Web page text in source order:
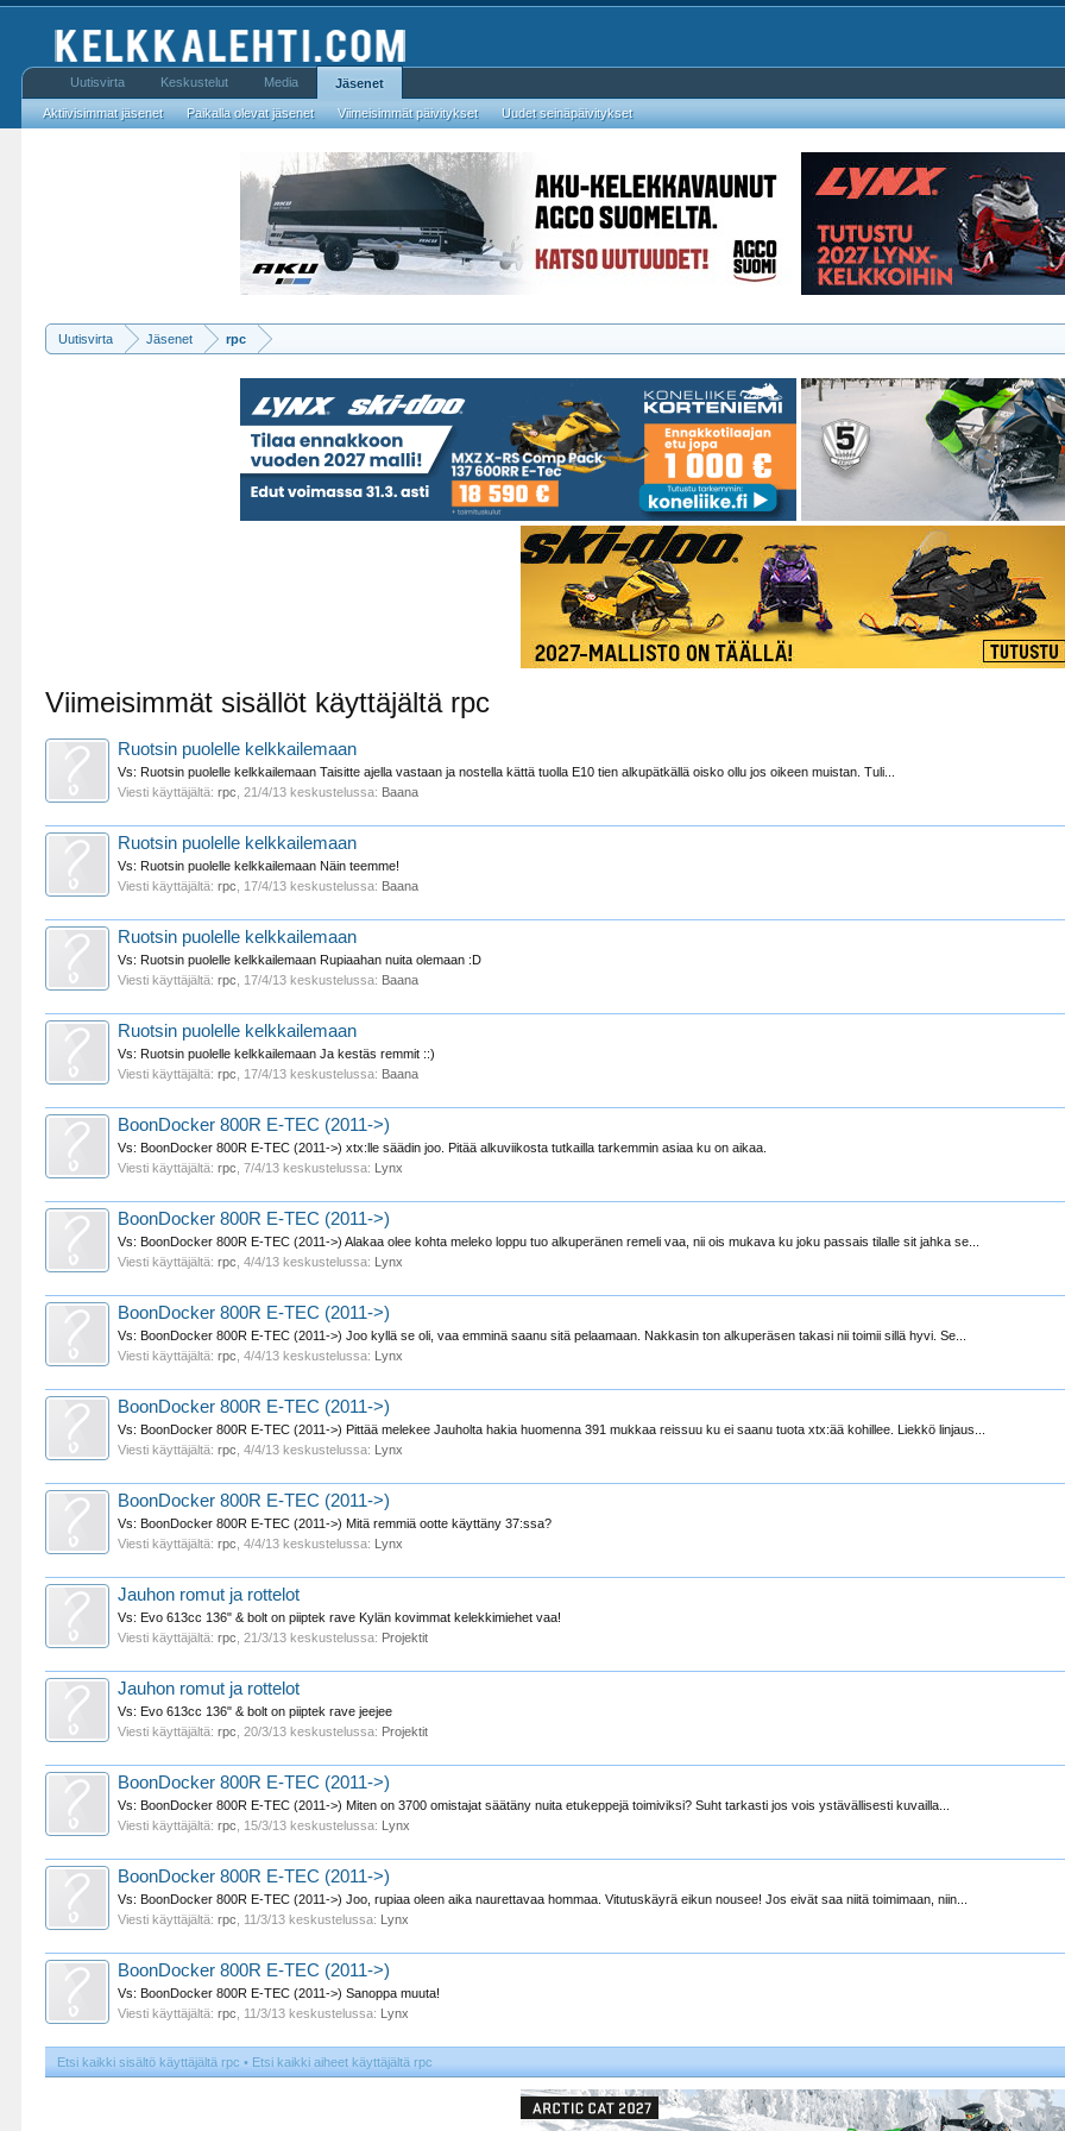
Uutisvirta Jäsenet rpc
Viimeisimmät sisällöt käyttäjältä rpc
Ruotsin puolelle kelkkailemaan
Vs: Ruotsin puolelle kelkkailemaan Taisitte ajella vastaan ja nostella kättä tuolla E10 tien alkupätkällä oisko ollu jos oikeen muistan. Tuli...
Viesti käyttäjältä:rpc ,21/4/13 keskustelussa: Baana
Ruotsin puolelle kelkkailemaan
Vs: Ruotsin puolelle kelkkailemaan Näin teemme!
Viesti käyttäjältä:rpc 17/4/13 keskustelussa: Baana
Ruotsin puolelle kelkkailemaan
Vs: Ruotsin puolelle kelkkailemaan Rupiaahan nuita olemaan :D
Viesti käyttäjältä:rpc 17/4/13 keskustelussa: Baana
Ruotsin puolelle kelkkailemaan
Vs: Ruotsin puolelle kelkkailemaan Ja kestäs remmit ::)
Viesti käyttäjältä:rpc 17/4/13 keskustelussa: Baana
BoonDocker 800R E-TEC (2011->)
Vs: BoonDocker 800R E-TEC (2011->) xtx:lle säädin joo. Pitää alkuviikosta tutkailla tarkemmin asiaa ku on aikaa.
Viesti käyttäjältä:rpc ,7/4/13 keskustelussa: Lynx
BoonDocker 800R E-TEC (2011->)
Vs: BoonDocker 800R E-TEC (2011->) Alakaa olee kohta meleko loppu tuo alkuperänen remeli vaa, nii ois mukava ku joku passais tilalle sit jahka se...
Viesti käyttäjältä:rpc ,4/4/13 keskustelussa: Lynx
BoonDocker 800R E-TEC (2011->)
Vs: BoonDocker 800R E-TEC (2011->) Joo kyllä se oli, vaa emminä saanu sitä pelaamaan. Nakkasin ton alkuperäsen takasi nii toimii sillä hyvi. Se...
Viesti käyttäjältä:rpc ,4/4/13 keskustelussa: Lynx
BoonDocker 800R E-TEC (2011->)
Vs: BoonDocker 800R E-TEC (2011->) Pittää melekee Jauholta hakia huomenna 391 mukkaa reissuu ku ei saanu tuota xtx:ää kohillee. Liekkö linjaus...
Viesti käyttäjältä:rpc ,4/4/13 keskustelussa: Lynx
BoonDocker 800R E-TEC (2011->)
Vs: BoonDocker 800R E-TEC (2011->) Mitä remmiä ootte käyttäny 37:ssa?
Viesti käyttäjältä:rpc ,4/4/13 keskustelussa: Lynx
Jauhon romut ja rottelot
Vs: Evo 613cc 136" & bolt on piiptek rave Kylän kovimmat kelekkimiehet vaa!
Viesti käyttäjältä:rpc ,21/3/13 keskustelussa: Projektit
Jauhon romut ja rottelot
Vs: Evo 613cc 136" & bolt on piiptek rave jeejee
Viesti käyttäjältä:rpc ,20/3/13 keskustelussa: Projektit
BoonDocker 800R E-TEC (2011->)
Vs: BoonDocker 800R E-TEC (2011->) Miten on 3700 omistajat säätäny nuita etukeppejä toimiviksi? Suht tarkasti jos vois ystävällisesti kuvailla...
Viesti käyttäjältä:rpc 15/3/13 keskustelussa: Lynx
BoonDocker 800R E-TEC (2011->)
Vs: BoonDocker 800R E-TEC (2011->) Joo, rupiaa oleen aika naurettavaa hommaa. Vitutuskäyrä eikun nousee! Jos eivät saa niitä toimimaan, niin...
Viesti käyttäjältä:rpc 11/3/13 keskustelussa: Lynx
BoonDocker 800R E-TEC (2011->)
Vs: BoonDocker 800R E-TEC (2011->) Sanoppa muuta!
Viesti käyttäjältä:rpc 11/3/13 keskustelussa: Lynx
Etsi kaikki sisältö käyttäjältä rpc Etsi kaikki aiheet käyttäjältä rpc
Uutisvirta Keskustelut Media Jäsenet
Aktiivisimmat jäsenet Paikalla olevat jäsenet Viimeisimmät päivitykset Uudet seinäpäivitykset